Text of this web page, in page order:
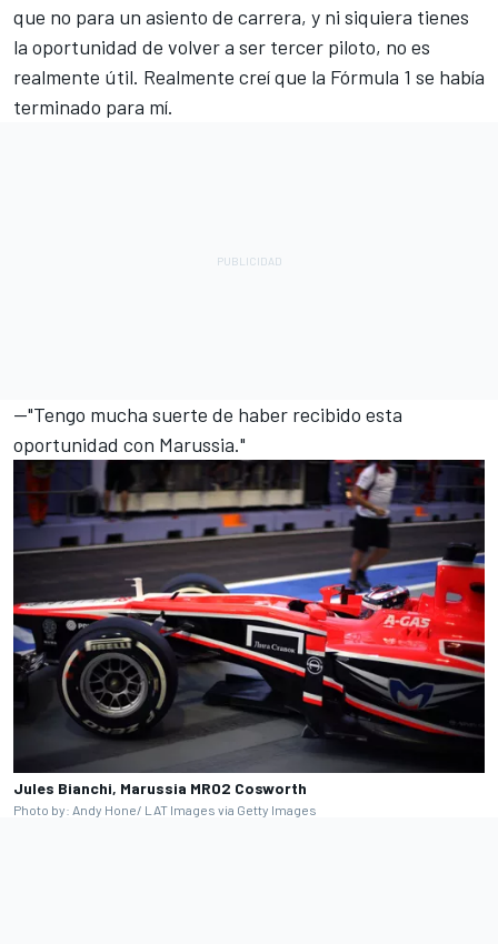
que no para un asiento de carrera, y ni siquiera tienes
la oportunidad de volver a ser tercer piloto, no es
realmente útil. Realmente creí que la Fórmula 1 se había
terminado para mí.
—"Tengo mucha suerte de haber recibido esta
oportunidad con Marussia."
Jules Bianchi, Marussia MR02 Cosworth
Photo by: Andy Hone/ LAT Images via Getty Images